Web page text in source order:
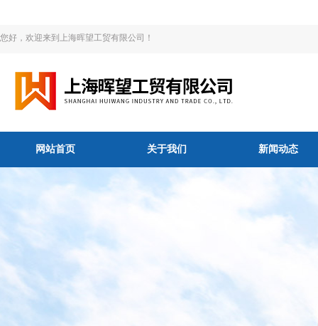
您好，欢迎来到上海晖望工贸有限公司！
网站首页 关于我们 新闻动态